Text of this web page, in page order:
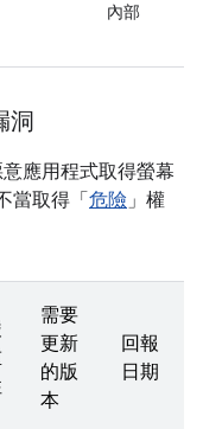
內部
洞
應用程式取得螢幕
當取得「 危險」權
需要
更新
的版
本
回報
日期